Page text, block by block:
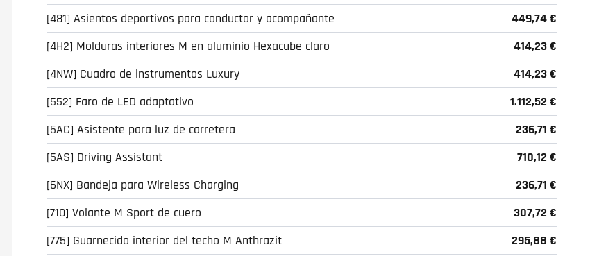
[481] Asientos deportivos para conductor y acompañante
449,74 €
[4H2] Molduras interiores M en aluminio Hexacube claro
414,23 €
[4NW] Cuadro de instrumentos Luxury
414,23 €
[552] Faro de LED adaptativo
1.112,52 €
[5AC] Asistente para luz de carretera
236,71 €
[5AS] Driving Assistant
710,12 €
[6NX] Bandeja para Wireless Charging
236,71 €
[710] Volante M Sport de cuero
307,72 €
[775] Guarnecido interior del techo M Anthrazit
295,88 €